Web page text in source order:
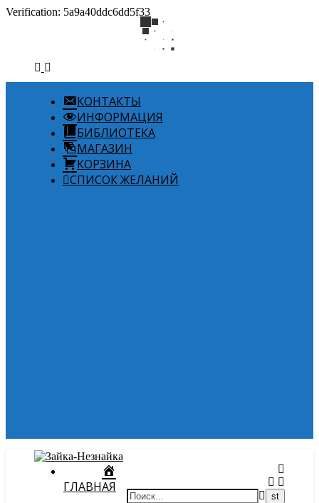
Verification: 5a9a40ddc6dd5f33
КОНТАКТЫ
ИНФОРМАЦИЯ
БИБЛИОТЕКА
МАГАЗИН
КОРЗИНА
СПИСОК ЖЕЛАНИЙ
ГЛАВНАЯ